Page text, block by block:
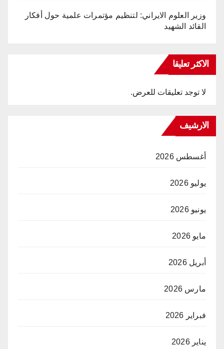
وزير العلوم الايراني: لتنظيم مؤتمرات علمية حول أفكار
القائد الشهيد
الاكثر تعليقا
لا توجد تعليقات للعرض.
الارشيف
أغسطس 2026
يوليو 2026
يونيو 2026
مايو 2026
أبريل 2026
مارس 2026
فبراير 2026
يناير 2026